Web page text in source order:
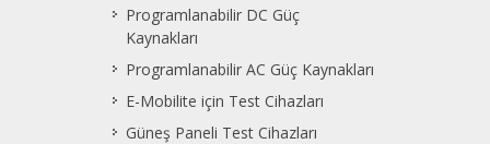
Programlanabilir DC Güç
Kaynakları
Programlanabilir AC Güç Kaynakları
E-Mobilite için Test Cihazları
Güneş Paneli Test Cihazları